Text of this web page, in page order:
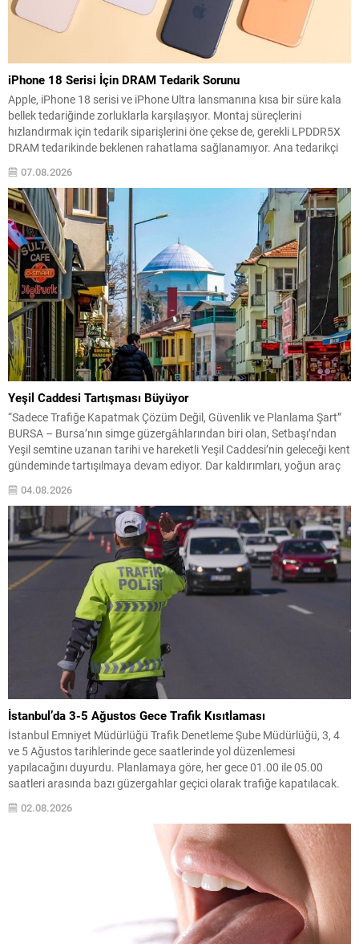
iPhone 18 Serisi İçin DRAM Tedarik Sorunu
Apple, iPhone 18 serisi ve iPhone Ultra lansmanına kısa bir süre kala
bellek tedariğinde zorluklarla karşılaşıyor. Montaj süreçlerini
hızlandırmak için tedarik siparişlerini öne çekse de, gerekli LPDDR5X
DRAM tedarikinde beklenen rahatlama sağlanamıyor. Ana tedarikçi
olarak Micron’a güvenmeye devam eden şirket, tedarik hacmini
artırmak amacıyla alternatif üreticilerle de görüşmeler yürüttü.
Ancak...
07.08.2026
Yeşil Caddesi Tartışması Büyüyor
“Sadece Trafiğe Kapatmak Çözüm Değil, Güvenlik ve Planlama Şart”
BURSA – Bursa’nın simge güzergâhlarından biri olan, Setbaşı’ndan
Yeşil semtine uzanan tarihi ve hareketli Yeşil Caddesi’nin geleceği kent
gündeminde tartışılmaya devam ediyor. Dar kaldırımları, yoğun araç
trafiği ve yaya hareketliliğiyle uzun süredir eleştirilen cadde için
gündeme gelen tek yön uygulaması veya...
04.08.2026
İstanbul’da 3-5 Ağustos Gece Trafik Kısıtlaması
İstanbul Emniyet Müdürlüğü Trafik Denetleme Şube Müdürlüğü, 3, 4
ve 5 Ağustos tarihlerinde gece saatlerinde yol düzenlemesi
yapılacağını duyurdu. Planlamaya göre, her gece 01.00 ile 05.00
saatleri arasında bazı güzergahlar geçici olarak trafiğe kapatılacak.
Katılımı, Kısıklı Caddesi Altunizade Köprü Katılımı, Altunizade
02.08.2026